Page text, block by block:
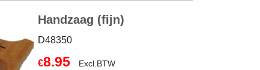
Handzaag (fijn)
D48350
€8.95
Excl.BTW